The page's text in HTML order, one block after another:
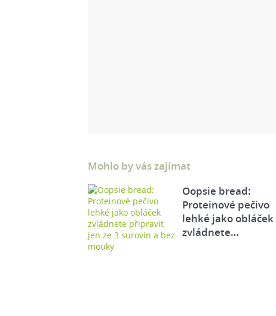
Mohlo by vás zajímat
Oopsie bread:
Proteinové pečivo
lehké jako obláček
zvládnete…